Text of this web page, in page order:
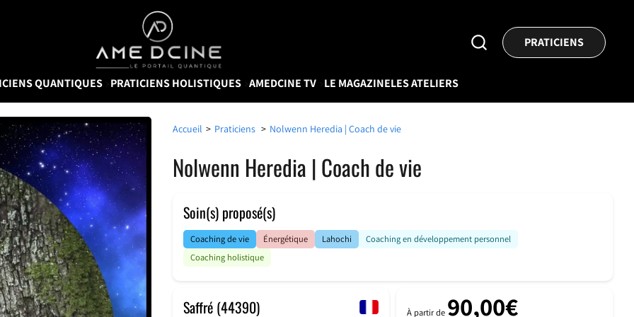
AMEDCINE
RechercherPRATICIENS
QUANTIQUES PRATICIENS HOLISTIQUES AMEDCINE TV LE MAGAZINELES ATELIERS
Accueil > Praticiens > Nolwenn Heredia | Coach de vie
Nolwenn Heredia | Coach de vie
Soin(s) proposé(s)
Coaching de vie Énergétique Lahochi
Coaching en développement personnel
Coaching holistique
Saffré (44390) À partir de 90,00€